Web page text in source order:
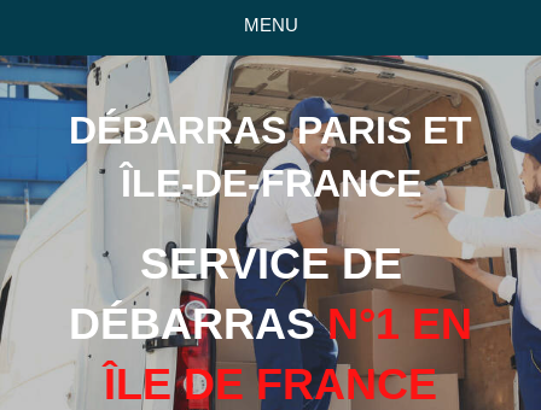
MENU
DÉBARRAS PARIS ET
ÎLE-DE-FRANCE
SERVICE DE
DÉBARRASN°1 EN
ÎLE DE FRANCE